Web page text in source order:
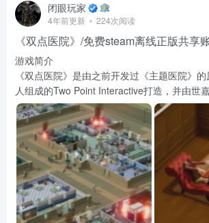
闭眼玩家
4年前更新 224次阅读
《双点医院》/免费steam离线正版共享
游戏简介
《双点医院》是由之前开发过《主题医院》
人组成的Two Point Interactive打造，并由世